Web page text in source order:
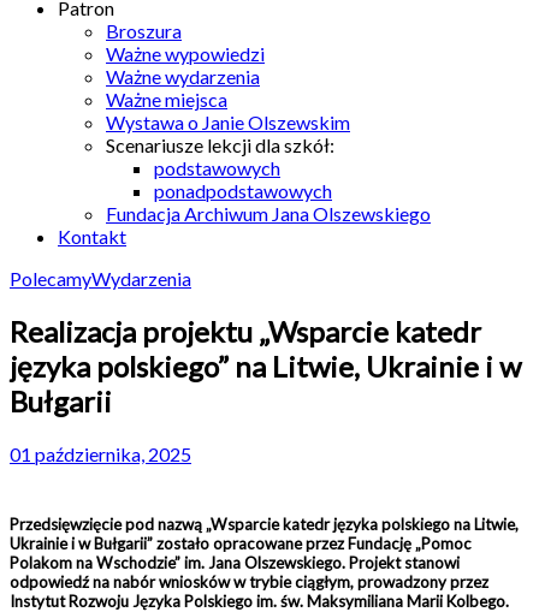
Patron
Broszura
Ważne wypowiedzi
Ważne wydarzenia
Ważne miejsca
Wystawa o Janie Olszewskim
Scenariusze lekcji dla szkół:
podstawowych
ponadpodstawowych
Fundacja Archiwum Jana Olszewskiego
Kontakt
PolecamyWydarzenia
Realizacja projektu „Wsparcie katedr
języka polskiego” na Litwie, Ukrainie i w
Bułgarii
01 października, 2025
Przedsięwzięcie pod nazwą „Wsparcie katedr języka polskiego na Litwie,
Ukrainie i w Bułgarii” zostało opracowane przez Fundację „Pomoc
Polakom na Wschodzie” im. Jana Olszewskiego. Projekt stanowi
odpowiedź na nabór wniosków w trybie ciągłym, prowadzony przez
Instytut Rozwoju Języka Polskiego im. św. Maksymiliana Marii Kolbego.